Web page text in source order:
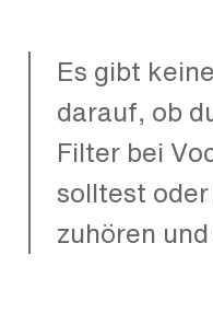
Es gibt
darauf, ob
Filter bei
solltest
zuhören